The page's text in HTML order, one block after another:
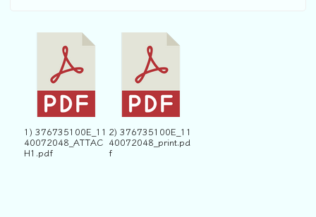
1) 376735100E_11
40072048_ATTAC
H1.pdf
2) 376735100E_11
40072048_print.pd
f